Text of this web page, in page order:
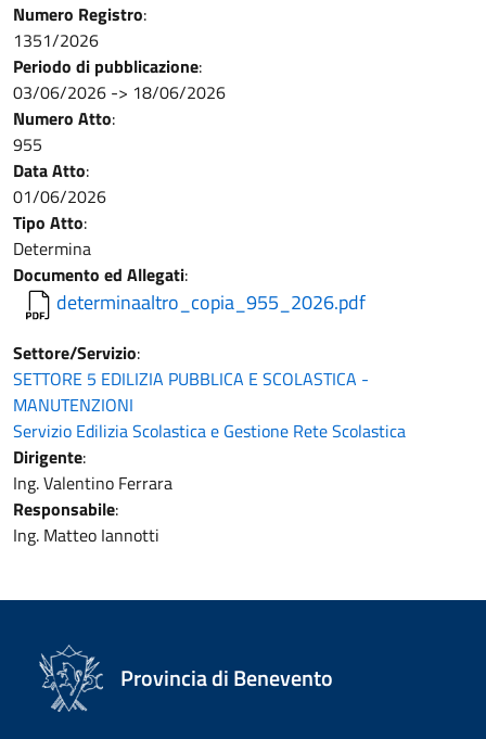
Numero Registro:
1351/2026
Periodo di pubblicazione:
03/06/2026 -> 18/06/2026
Numero Atto:
955
Data Atto:
01/06/2026
Tipo Atto:
Determina
Documento ed Allegati:
determinaaltro_copia_955_2026.pdf
Settore/Servizio:
SETTORE 5 EDILIZIA PUBBLICA E SCOLASTICA -
MANUTENZIONI
Servizio Edilizia Scolastica e Gestione Rete Scolastica
Dirigente:
Ing. Valentino Ferrara
Responsabile:
Ing. Matteo Iannotti
Provincia di Benevento